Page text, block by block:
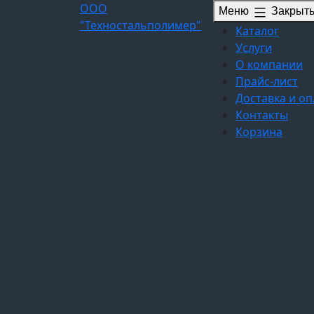
ООО
"Техностальполимер"
Меню Закрыть
Каталог
Услуги
О компании
Прайс-лист
Доставка и
Контакты
Корзина